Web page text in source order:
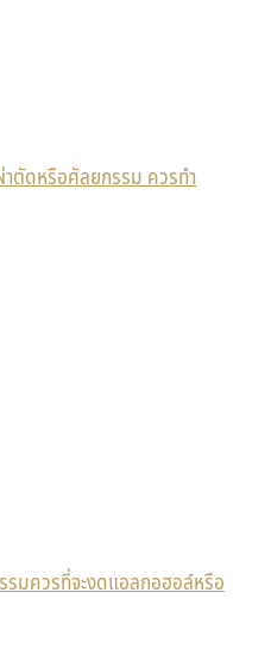
ตัดหรือศัลยกรรม ควรทำ
รมควรที่จะงดแอลกอฮอล์หรือ